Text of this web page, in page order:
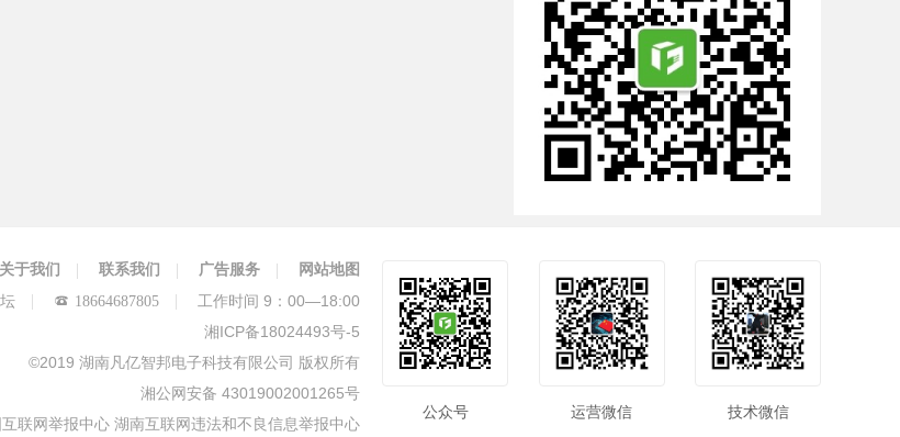
关于我们 联系我们 广告服务 网站地图
18664687805
工作时间 9：00—18:00
湘ICP备18024493号-5
©2019 湖南凡亿智邦电子科技有限公司 版权所有
湘公网安备 43019002001265号
联网举报中心 湖南互联网违法和不良信息举报中心
公众号 运营微信 技术微信